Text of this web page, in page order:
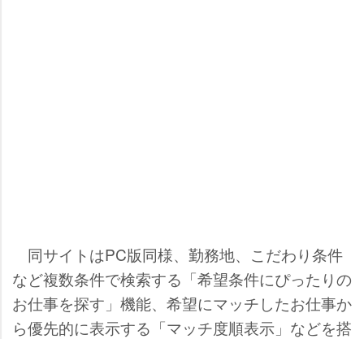
同サイトはPC版同様、勤務地、こだわり条件
など複数条件で検索する「希望条件にぴったりの
お仕事を探す」機能、希望にマッチしたお仕事か
ら優先的に表示する「マッチ度順表示」などを搭